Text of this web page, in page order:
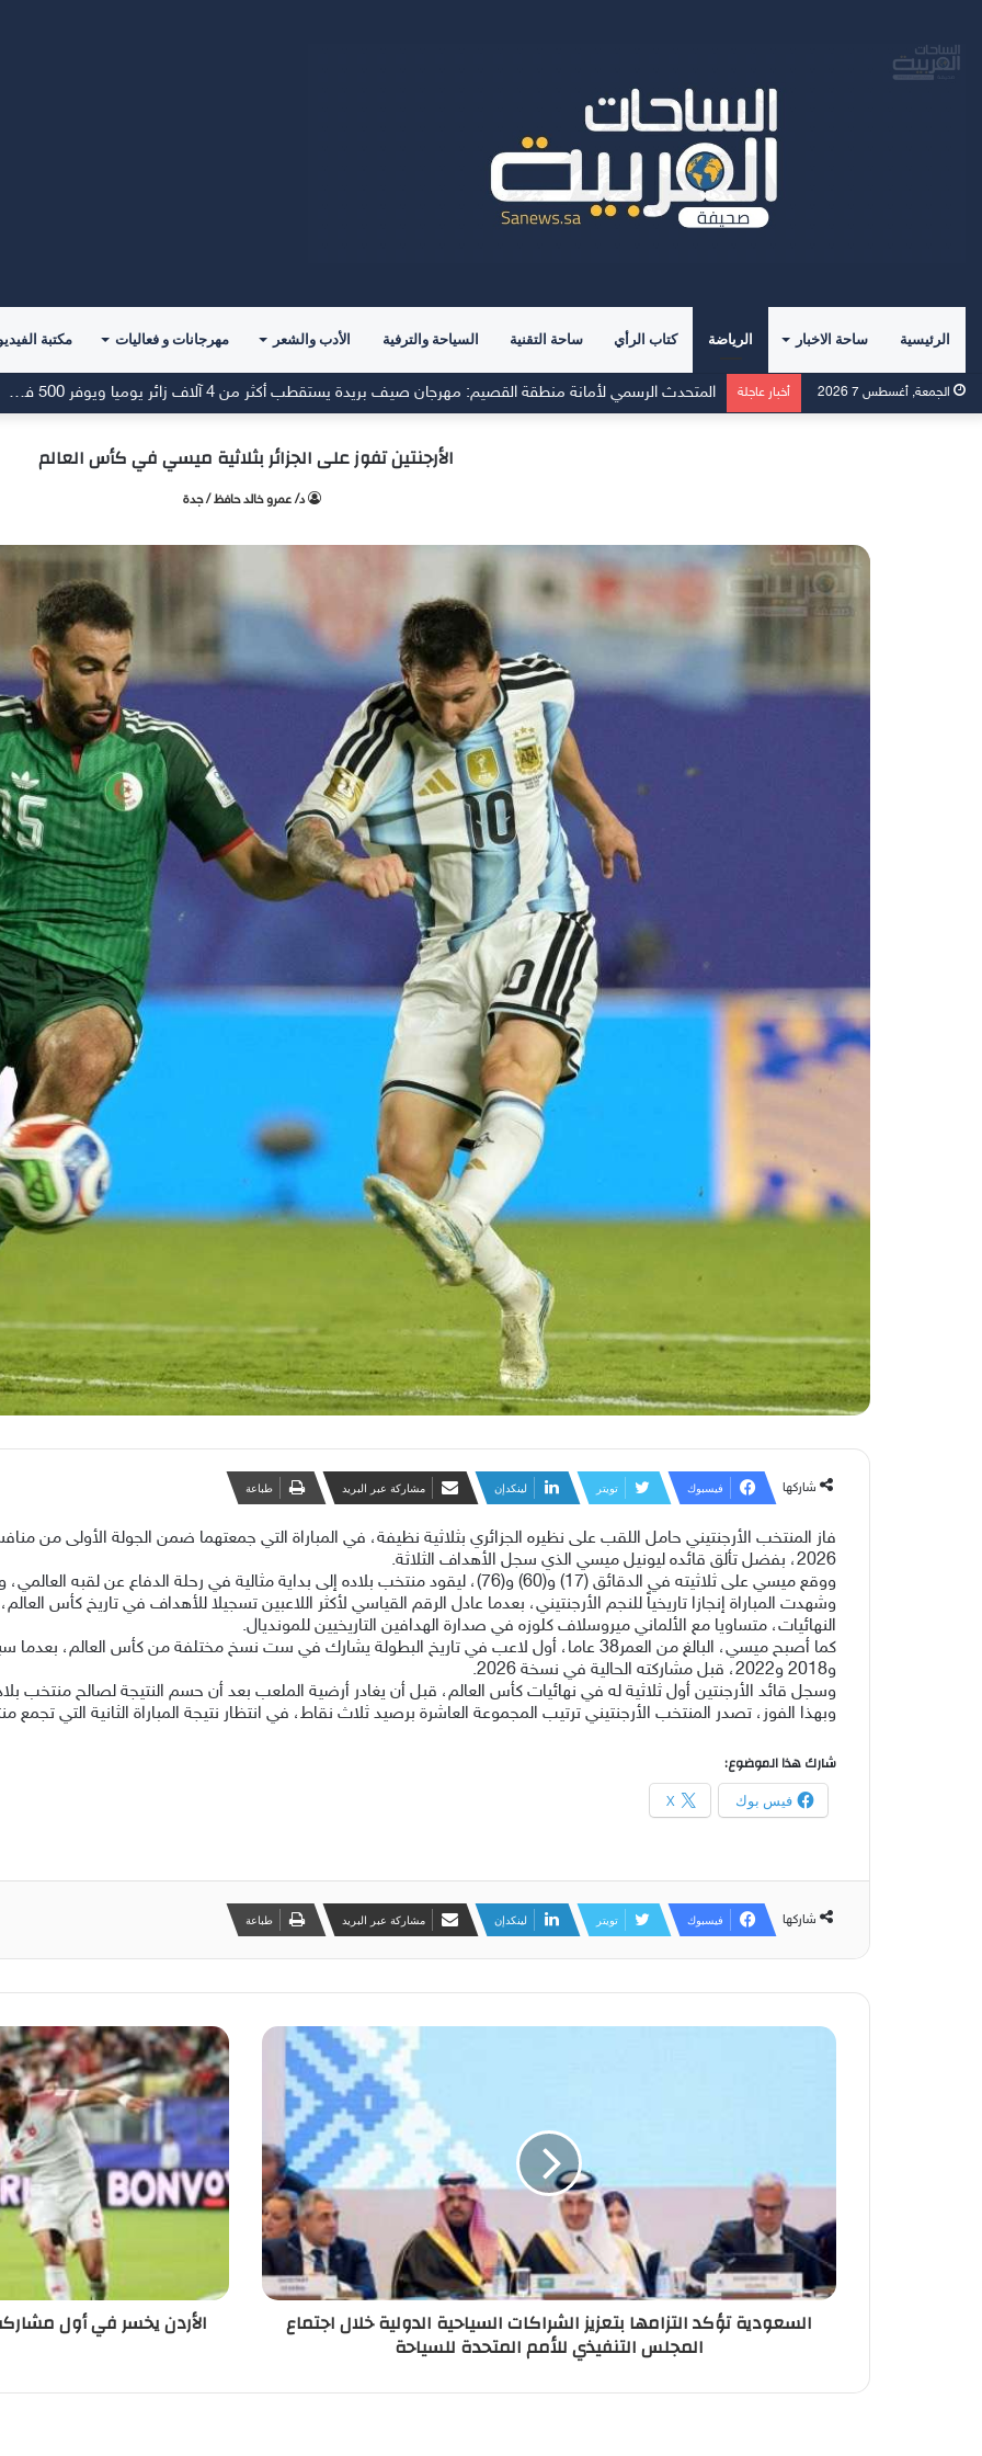
الرئيسية ساحة الاخبار الرياضة كتاب الرأي ساحة التقنية السياحة والترفية الأدب والشعر مهرجانات و فعاليات مكتبة
الجمعة, أغسطس 7 2026 أخبار عاجلة المتحدث الرسمي لأمانة منطقة القصيم: مهرجان صيف بريدة يستقطب أكثر من 4 آلاف زائر يوميا ويوفر 500 فرصة وظيفية
الأرجنتين تفوز على الجزائر بثلاثية ميسي في كأس العالم
د/ عمرو خالد حافظ / جدة
شاركها فيسبوك تويتر لينكدإن مشاركة عبر البريد طباعة
فاز المنتخب الأرجنتيني حامل اللقب على نظيره الجزائري بثلاثية نظيفة، في المباراة التي جمعتهما ضمن الجولة الأولى من
2026، بفضل تألق قائده ليونيل ميسي الذي سجل الأهداف الثلاثة.
ووقع ميسي على ثلاثيته في الدقائق (17) و(60) و(76)، ليقود منتخب بلاده إلى بداية مثالية في رحلة الدفاع عن لقبه العالمي، ويمنحه أول ثلاث نقاط في البطولة.
النهائيات، متساويا مع الألماني ميروسلاف كلوزه في صدارة الهدافين التاريخيين للمونديال.
و2018 و2022، قبل مشاركته الحالية في نسخة 2026.
وسجل قائد الأرجنتين أول ثلاثية له في نهائيات كأس العالم، قبل أن يغادر أرضية الملعب بعد أن حسم النتيجة لصالح منتخب
وبهذا الفوز، تصدر المنتخب الأرجنتيني ترتيب المجموعة العاشرة برصيد ثلاث نقاط، في انتظار نتيجة المباراة الثانية التي تجمع
شارك هذا الموضوع:
فيس بوك X
شاركها فيسبوك تويتر لينكدإن مشاركة عبر البريد طباعة
السعودية تؤكد التزامها بتعزيز الشراكات السياحية الدولية خلال اجتماع
المجلس التنفيذي للأمم المتحدة للسياحة
الأردن يخسر في أول